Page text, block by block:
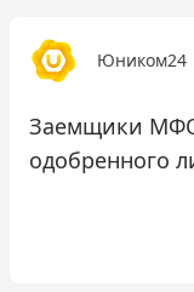
Юником24
Заемщики
одобренного